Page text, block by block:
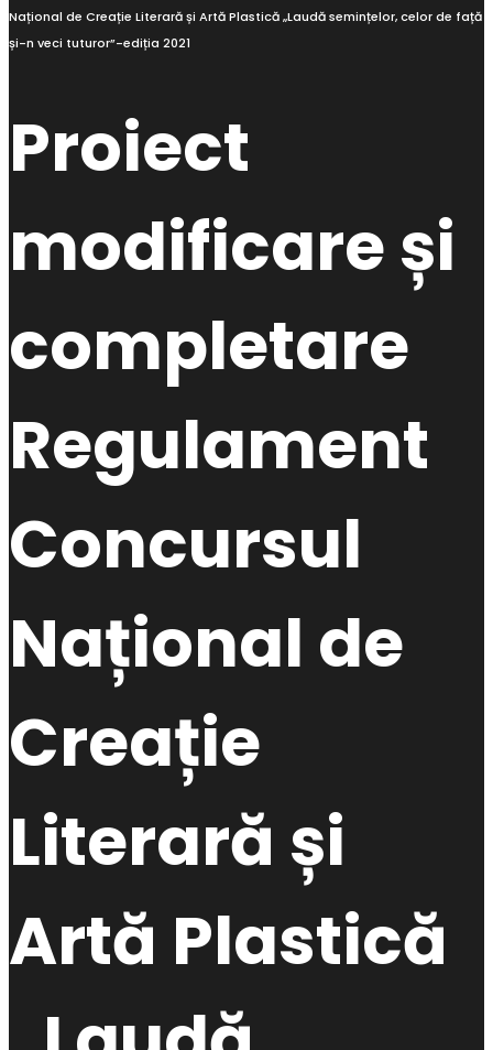
Național de Creație Literară și Artă Plastică „Laudă semințelor, celor de față
și-n veci tuturor”-ediția 2021
Proiect
modificare și
completare
Regulament
Concursul
Național de
Creație
Literară și
Artă Plastică